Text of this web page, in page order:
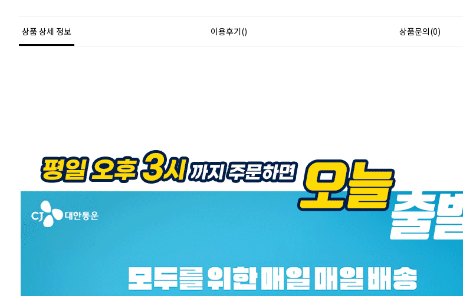
상품 상세 정보 이용후기() 상품문의(0)